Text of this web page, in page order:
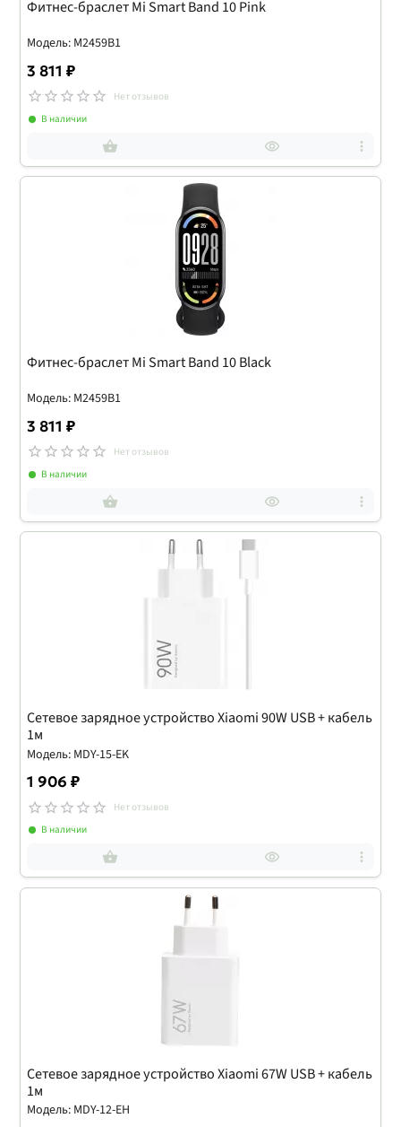
Фитнес-браслет Mi Smart Band 10 Pink
Модель: M2459B1
3 811 ₽
Нет отзывов
В наличии
Фитнес-браслет Mi Smart Band 10 Black
Модель: M2459B1
3 811 ₽
Нет отзывов
В наличии
Сетевое зарядное устройство Xiaomi 90W USB + кабель
1м
Модель: MDY-15-EK
1 906 ₽
Нет отзывов
В наличии
Сетевое зарядное устройство Xiaomi 67W USB + кабель
1м
Модель: MDY-12-EH